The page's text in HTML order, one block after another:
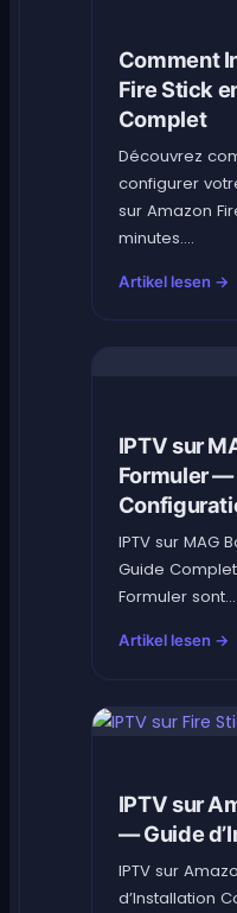
Comment
Fire Stick
Complet
Découvrez
configurer
sur Amazon
minutes....
Artikel lesen →
IPTV sur
Formuler —
IPTV sur MAG
Guide
Formuler sont...
Artikel lesen →
IPTV sur
— Guide
IPTV sur
d’Installation